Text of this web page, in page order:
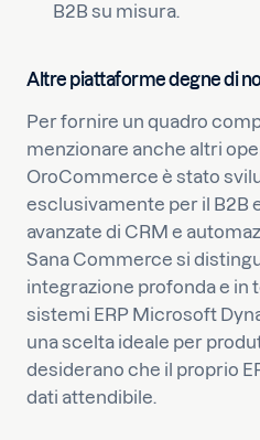
B2B su misura.
Altre piattaforme degne di
Per fornire un quadro
menzionare anche altri
OroCommerce è stato
esclusivamente per il B2B
avanzate di CRM e
Sana Commerce si
integrazione profonda e in
sistemi ERP Microsoft
una scelta ideale per
desiderano che il proprio
dati attendibile.